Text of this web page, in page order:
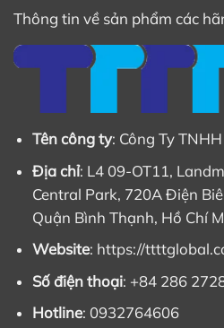
Thông tin về sản phẩm các
Tên công ty: Công Ty
Địa chỉ: L4 09-OT11,
Central Park, 720A Điện
Quận Bình Thạnh, Hồ Chí
Website: https://
Số điện thoại: +84 286
Hotline: 0932764606